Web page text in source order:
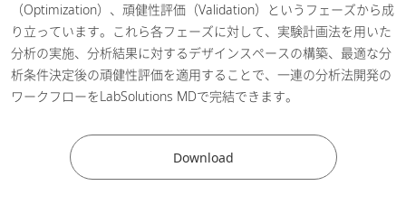
（Optimization）、頑健性評価（Validation）というフェーズから成
り立っています。これら各フェーズに対して、実験計画法を用いた
分析の実施、分析結果に対するデザインスペースの構築、最適な分
析条件決定後の頑健性評価を適用することで、一連の分析法開発の
ワークフローをLabSolutions MDで完結できます。
Download